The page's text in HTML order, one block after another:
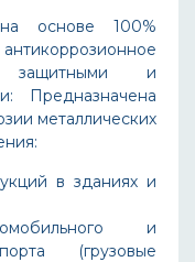
основе 100%
и
Предназначена
металлических
в зданиях и
и
(грузовые